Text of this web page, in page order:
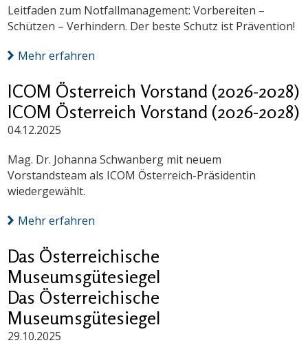
Leitfaden zum Notfallmanagement: Vorbereiten –
Schützen – Verhindern. Der beste Schutz ist Prävention!
Mehr erfahren
ICOM Österreich Vorstand (2026-2028)
ICOM Österreich Vorstand (2026-2028)
04.12.2025
Mag. Dr. Johanna Schwanberg mit neuem
Vorstandsteam als ICOM Österreich-Präsidentin
wiedergewählt.
Mehr erfahren
Das Österreichische
Museumsgütesiegel
Das Österreichische
Museumsgütesiegel
29.10.2025